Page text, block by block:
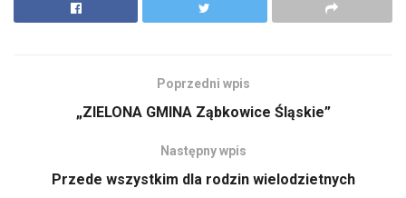
Poprzedni wpis
„ZIELONA GMINA Ząbkowice Śląskie”
Następny wpis
Przede wszystkim dla rodzin wielodzietnych